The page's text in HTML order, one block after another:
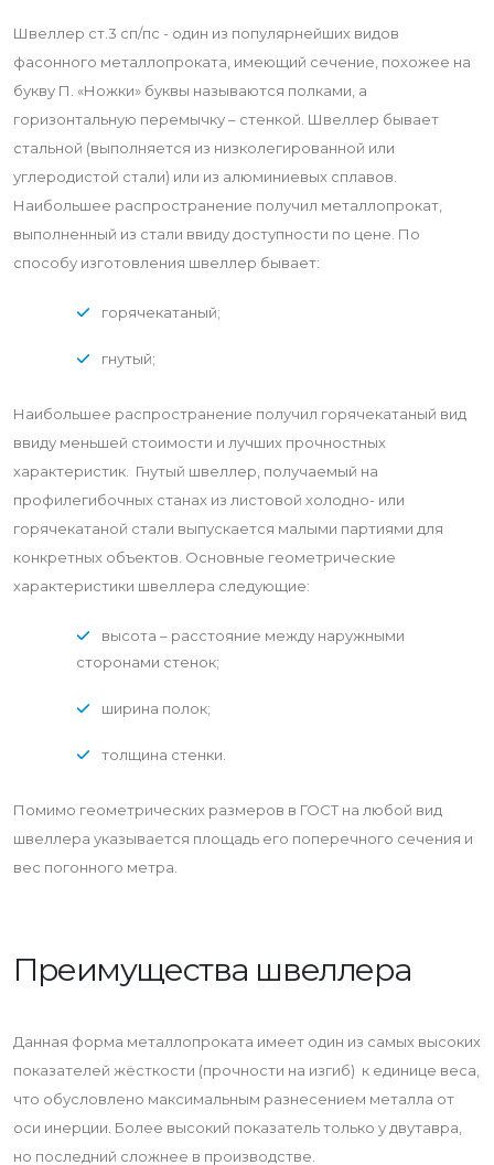
Швеллер ст.3 сп/пс - один из популярнейших видов
фасонного металлопроката, имеющий сечение, похожее на
букву П. «Ножки» буквы называются полками, а
горизонтальную перемычку – стенкой. Швеллер бывает
стальной (выполняется из низколегированной или
углеродистой стали) или из алюминиевых сплавов.
Наибольшее распространение получил металлопрокат,
выполненный из стали ввиду доступности по цене. По
способу изготовления швеллер бывает:
горячекатаный;
гнутый;
Наибольшее распространение получил горячекатаный вид
ввиду меньшей стоимости и лучших прочностных
характеристик. Гнутый швеллер, получаемый на
профилегибочных станах из листовой холодно- или
горячекатаной стали выпускается малыми партиями для
конкретных объектов. Основные геометрические
характеристики швеллера следующие:
высота – расстояние между наружными
сторонами стенок;
ширина полок;
толщина стенки.
Помимо геометрических размеров в ГОСТ на любой вид
швеллера указывается площадь его поперечного сечения и
вес погонного метра.
Преимущества швеллера
Данная форма металлопроката имеет один из самых высоких
показателей жёсткости (прочности на изгиб) к единице веса,
что обусловлено максимальным разнесением металла от
оси инерции. Более высокий показатель только у двутавра,
но последний сложнее в производстве.